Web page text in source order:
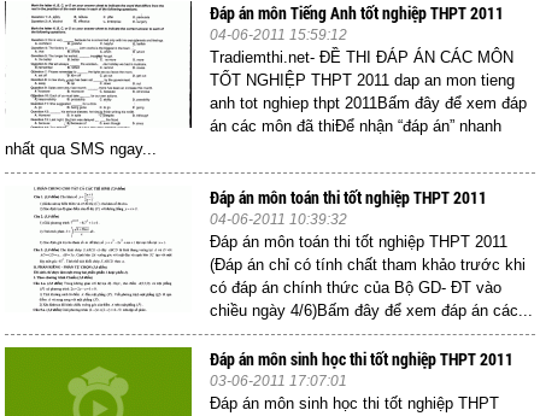
Đáp án môn Tiếng Anh tốt nghiệp THPT 2011
04-06-2011 15:59:12
Tradiemthi.net- ĐỀ THI ĐÁP ÁN CÁC MÔN
TỐT NGHIỆP THPT 2011 dap an mon tieng
anh tot nghiep thpt 2011Bấm đây để xem đáp
án các môn đã thiĐể nhận “đáp án” nhanh
nhất qua SMS ngay...
Đáp án môn toán thi tốt nghiệp THPT 2011
04-06-2011 10:39:32
Đáp án môn toán thi tốt nghiệp THPT 2011
(Đáp án chỉ có tính chất tham khảo trước khi
có đáp án chính thức của Bộ GD- ĐT vào
chiều ngày 4/6)Bấm đây để xem đáp án các...
Đáp án môn sinh học thi tốt nghiệp THPT 2011
03-06-2011 17:07:01
Đáp án môn sinh học thi tốt nghiệp THPT